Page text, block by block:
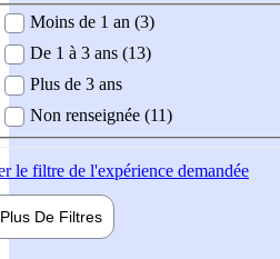
demandée
Moins de 1 an (3)
De 1 à 3 ans (13)
Plus de 3 ans
Non renseignée (11)
le filtre de l'expérience demandée
Plus De Filtres